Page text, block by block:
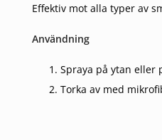
Effektiv mot alla typer av
Användning
Spraya på ytan eller
Torka av med